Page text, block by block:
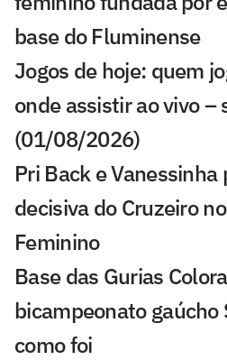
base do Fluminense
Jogos de hoje: quem
onde assistir ao vivo –
(01/08/2026)
Pri Back e
decisiva do Cruzeiro
Feminino
Base das Gurias
bicampeonato gaúcho
como foi